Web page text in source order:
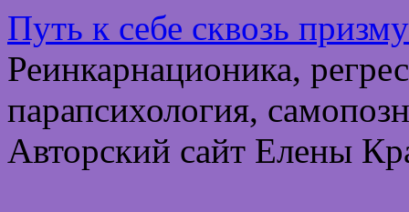
Путь к себе сквозь
Реинкарнационика,
парапсихология,
Авторский сайт Елены